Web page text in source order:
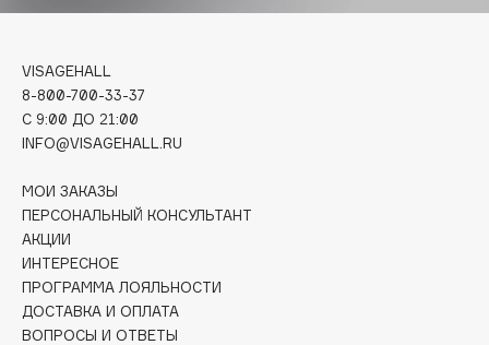
Chupa Chups
Clarette
Clarins
Clinique
Clive Christian
Club De Nuit
Consly
VISAGEHALL
8-800-700-33-37
C 9:00 ДО 21:00
INFO@VISAGEHALL.RU
МОИ ЗАКАЗЫ
ПЕРСОНАЛЬНЫЙ КОНСУЛЬТАНТ
АКЦИИ
ИНТЕРЕСНОЕ
ПРОГРАММА ЛОЯЛЬНОСТИ
ДОСТАВКА И ОПЛАТА
ВОПРОСЫ И ОТВЕТЫ